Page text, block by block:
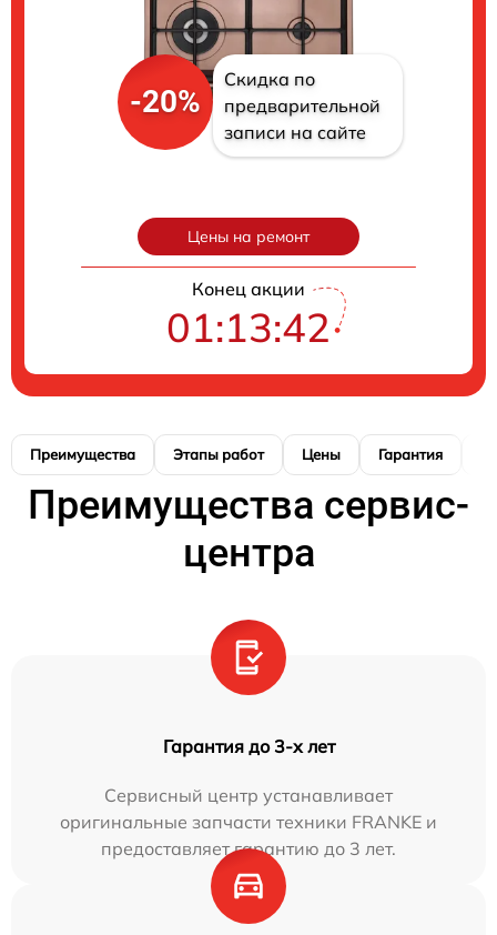
-20%
Скидка по
предварительной
записи на сайте
Цены на ремонт
Конец акции
01:13:41
Преимущества Этапы работ Цены Гарантия
Преимущества сервис-
центра
Гарантия до 3-х лет
Сервисный центр устанавливает
оригинальные запчасти техники FRANKE и
предоставляет гарантию до 3 лет.